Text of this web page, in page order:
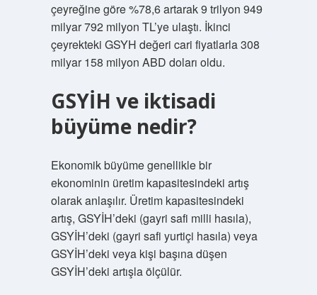
çeyreğine göre %78,6 artarak 9 trilyon 949
milyar 792 milyon TL’ye ulaştı. İkinci
çeyrekteki GSYH değeri cari fiyatlarla 308
milyar 158 milyon ABD doları oldu.
GSYİH ve iktisadi
büyüme nedir?
Ekonomik büyüme genellikle bir
ekonominin üretim kapasitesindeki artış
olarak anlaşılır. Üretim kapasitesindeki
artış, GSYİH’deki (gayri safi milli hasıla),
GSYİH’deki (gayri safi yurtiçi hasıla) veya
GSYİH’deki veya kişi başına düşen
GSYİH’deki artışla ölçülür.